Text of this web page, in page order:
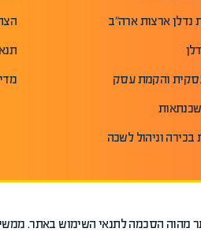
נדלן ארצות ארה"ב
והקמת עסק
בכירה וניהול לשכה
מהוה הסכמה לתנאי השימוש באתר.